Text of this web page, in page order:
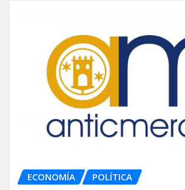
ECONOMÍA POLÍTICA